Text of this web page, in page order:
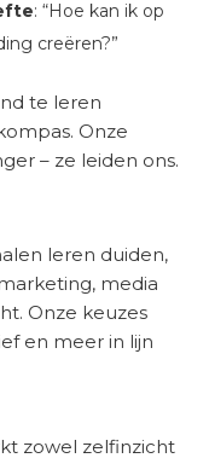
: “Hoe kan ik op
creëren?”
te leren
Onze
– ze leiden ons.
leren duiden,
media
Onze keuzes
en meer in lijn
zowel zelfinzicht